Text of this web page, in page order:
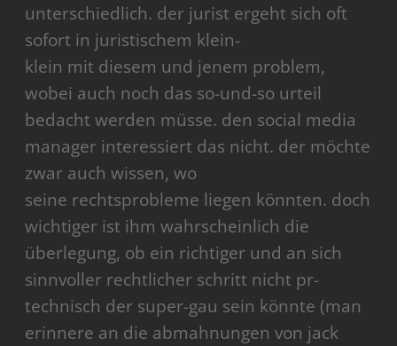
unterschiedlich. der jurist ergeht sich oft
sofort in juristischem klein-
klein mit diesem und jenem problem,
wobei auch noch das so-und-so urteil
bedacht werden müsse. den social media
manager interessiert das nicht. der möchte
zwar auch wissen, wo
seine rechtsprobleme liegen könnten. doch
wichtiger ist ihm wahrscheinlich die
überlegung, ob ein richtiger und an sich
sinnvoller rechtlicher schritt nicht pr-
technisch der super-gau sein könnte (man
erinnere an die abmahnungen von jack